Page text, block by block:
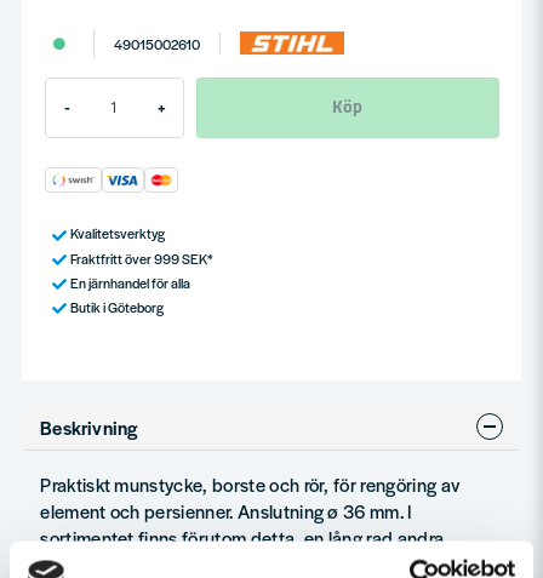
49015002610
- + Köp
Kvalitetsverktyg
Fraktfritt över 999 SEK*
En järnhandel för alla
Butik i Göteborg
Beskrivning
Praktiskt munstycke, borste och rör, för rengöring av
element och persienner. Anslutning ø 36 mm. I
sortimentet finns förutom detta, en lång rad andra
praktiska munstycke.